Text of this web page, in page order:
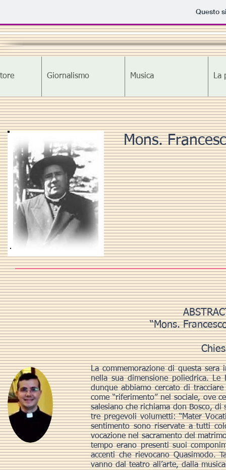
Questo
Giornalismo Musica La
Mons.
“Mons.
La commemorazione di questa sera
nella sua dimensione poliedrica.
dunque abbiamo cercato di
come “riferimento” nel sociale, ove
salesiano che richiama don Bosco,
tre pregevoli volumetti: “Mater
sentimento sono riservate a tutti
vocazione nel sacramento del
tempo erano presenti suoi
accenti che rievocano Quasimodo.
vanno dal teatro all’arte, dalla